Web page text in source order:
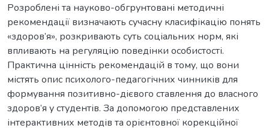
Розроблені та науково-обгрунтовані методичні
рекомендації визначають сучасну класифікацію понять
«здоров’я», розкривають суть соціальних норм, які
впливають на регуляцію поведінки особистості.
Практична цінність рекомендацій в тому, що вони
містять опис психолого-педагогічних чинників для
формування позитивно-дієвого ставлення до власного
здоров’я у студентів. За допомогою представлених
інтерактивних методів та орієнтовної корекційної